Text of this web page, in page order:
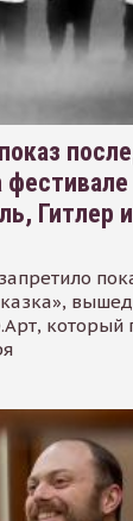
Гитлер
который